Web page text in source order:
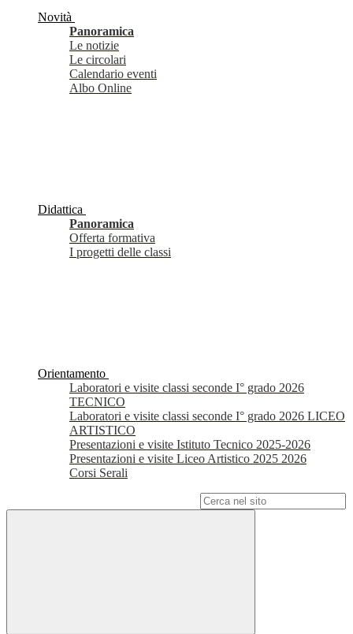
Novità
Panoramica
Le notizie
Le circolari
Calendario eventi
Albo Online
Didattica
Panoramica
Offerta formativa
I progetti delle classi
Orientamento
Laboratori e visite classi seconde I° grado 2026
TECNICO
Laboratori e visite classi seconde I° grado 2026 LICEO
ARTISTICO
Presentazioni e visite Istituto Tecnico 2025-2026
Presentazioni e visite Liceo Artistico 2025 2026
Corsi Serali